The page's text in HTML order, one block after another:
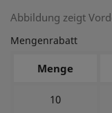
Abbildung zeigt
Mengenrabatt
Menge
10